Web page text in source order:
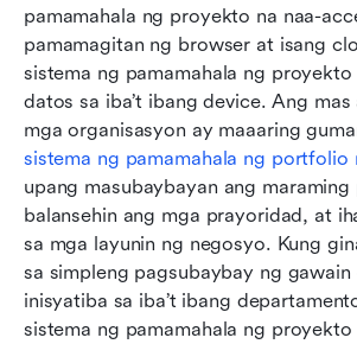
pamamahala ng proyekto na naa-
pamamagitan ng browser at isang
sistema ng pamamahala ng
datos sa iba’t ibang device. Ang mas
sistema ng pamamahala ng portfolio
upang masubaybayan ang
balansehin ang mga prayoridad, at
sa mga layunin ng negosyo. Kung
sa simpleng pagsubaybay ng
inisyatiba sa iba’t ibang
sistema ng pamamahala ng proyekto